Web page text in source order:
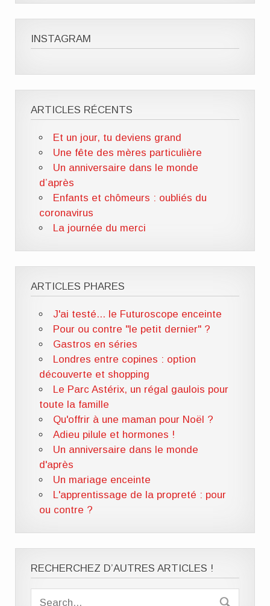
de
de
Maman
de
Twitter
de
Instagram
de de
INSTAGRAM
ARTICLES RÉCENTS
Et un jour, tu deviens grand
Une fête des mères particulière
Un anniversaire dans le monde
d’après
Enfants et chômeurs : oubliés du
coronavirus
La journée du merci
ARTICLES PHARES
J'ai testé... le Futuroscope enceinte
Pour ou contre "le petit dernier" ?
Gastros en séries
Londres entre copines : option
découverte et shopping
Le Parc Astérix, un régal gaulois pour
toute la famille
Qu'offrir à une maman pour Noël ?
Adieu pilule et hormones !
Un anniversaire dans le monde
d'après
Un mariage enceinte
L'apprentissage de la propreté : pour
ou contre ?
RECHERCHEZ D’AUTRES ARTICLES !